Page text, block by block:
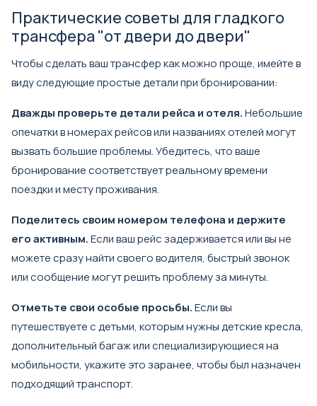
Практические советы для гладкого
трансфера "от двери до двери"
Чтобы сделать ваш трансфер как можно проще, имейте в
виду следующие простые детали при бронировании:
Дважды проверьте детали рейса и отеля.Небольшие
опечатки в номерах рейсов или названиях отелей могут
вызвать большие проблемы. Убедитесь, что ваше
бронирование соответствует реальному времени
поездки и месту проживания.
Поделитесь своим номером телефона и держите
его активным.Если ваш рейс задерживается или вы не
можете сразу найти своего водителя, быстрый звонок
или сообщение могут решить проблему за минуты.
Отметьте свои особые просьбы.Если вы
путешествуете с детьми, которым нужны детские кресла,
дополнительный багаж или специализирующиеся на
мобильности, укажите это заранее, чтобы был назначен
подходящий транспорт.